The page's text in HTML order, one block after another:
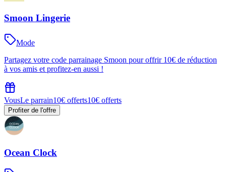
Smoon Lingerie
Mode
Partagez votre code parrainage Smoon pour offrir 10€ de réduction
à vos amis et profitez-en aussi !
VousLe parrain10€ offerts10€ offerts
Profiter de l'offre
Ocean Clock